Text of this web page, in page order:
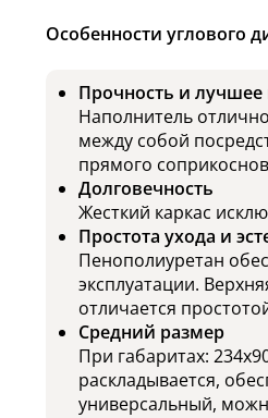
Особенности углового
Прочность и лучшее
Наполнитель
между собой
прямого
Долговечность
Жесткий каркас
Простота ухода и
Пенополиуретан
эксплуатации.
отличается
Средний размер
При габаритах:
раскладывается,
универсальный,